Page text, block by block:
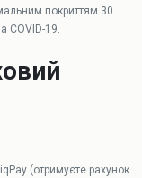
покриттям 30
COVID-19.
(отримуєте рахунок